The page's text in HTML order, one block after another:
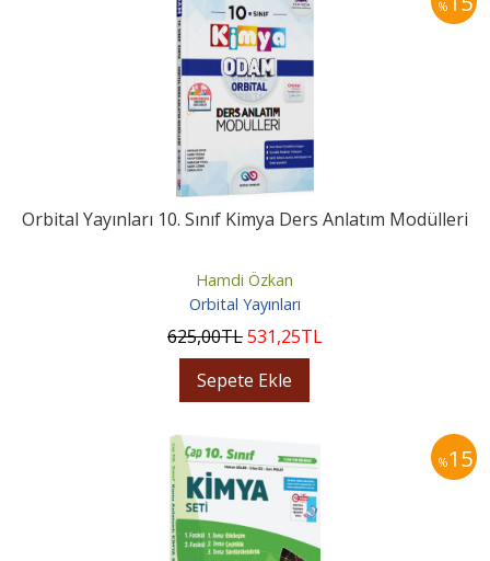
%
Orbital Yayınları 10. Sınıf Kimya Ders Anlatım Modülleri
Hamdi Özkan
Orbital Yayınları
625,00TL531,25TL
Sepete Ekle
%15